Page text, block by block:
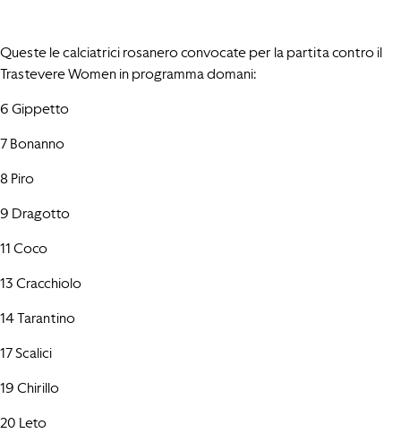
Queste le calciatrici rosanero convocate per la partita contro il
Trastevere Women in programma domani:
6 Gippetto
7 Bonanno
8 Piro
9 Dragotto
11 Coco
13 Cracchiolo
14 Tarantino
17 Scalici
19 Chirillo
20 Leto